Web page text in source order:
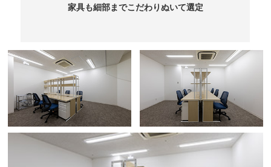
家具も細部までこだわりぬいて選定